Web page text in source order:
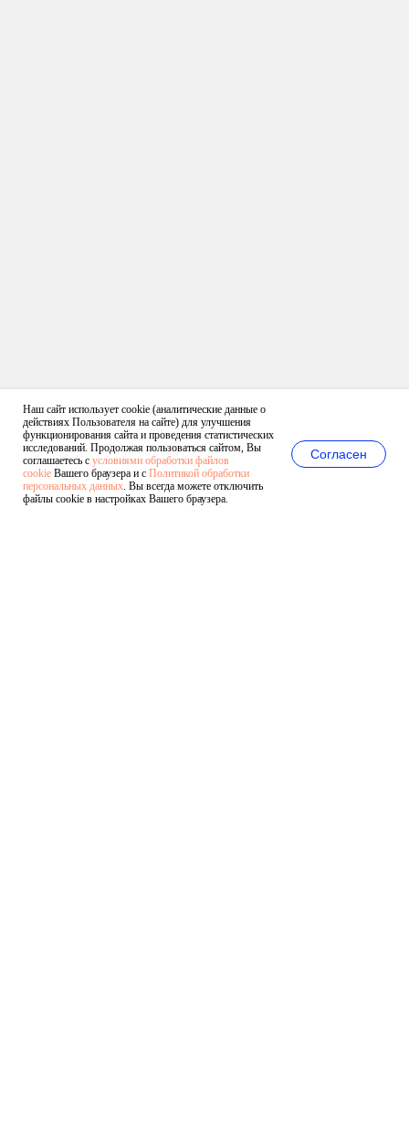
Наш сайт использует cookie (аналитические данные о
действиях Пользователя на сайте) для улучшения
функционирования сайта и проведения статистических
исследований. Продолжая пользоваться сайтом, Вы
соглашаетесь с условиями обработки файлов
cookie Вашего браузера и с Политикой обработки
персональных данных. Вы всегда можете отключить
файлы cookie в настройках Вашего браузера.
Согласен